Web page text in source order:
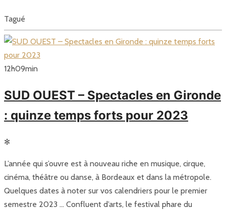
Tagué
12h09min
SUD OUEST – Spectacles en Gironde
: quinze temps forts pour 2023
✻
L’année qui s’ouvre est à nouveau riche en musique, cirque,
cinéma, théâtre ou danse, à Bordeaux et dans la métropole.
Quelques dates à noter sur vos calendriers pour le premier
semestre 2023 … Confluent d’arts, le festival phare du